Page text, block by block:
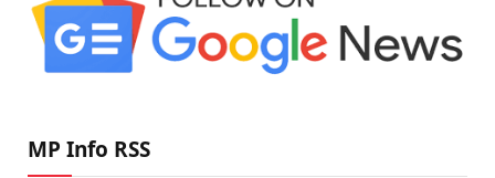
MP Info RSS